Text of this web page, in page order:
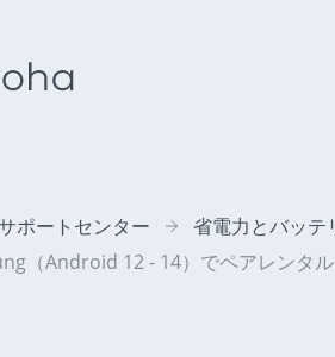
ポートセンター
省電力とバッテ
（Android 12 - 14）でペアレンタ